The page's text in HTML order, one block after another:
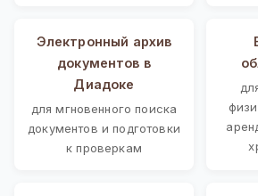
Электронный архив
документов в
Диадоке
для мгновенного поиска
документов и подготовки
к проверкам